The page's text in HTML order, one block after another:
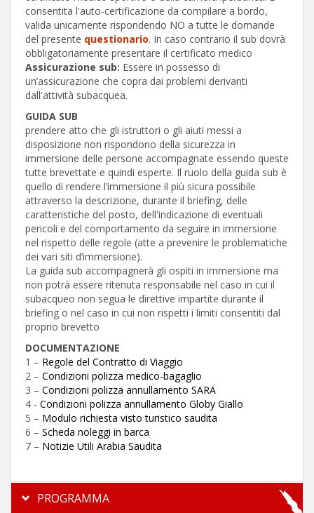
consentita l'auto-certificazione da compilare a bordo,
valida unicamente rispondendo NO a tutte le domande
del presente questionario. In caso contrario il sub dovrà
obbligatoriamente presentare il certificato medico
Assicurazione sub: Essere in possesso di
un’assicurazione che copra dai problemi derivanti
dall'attività subacquea.
GUIDA SUB
prendere atto che gli istruttori o gli aiuti messi a
disposizione non rispondono della sicurezza in
immersione delle persone accompagnate essendo queste
tutte brevettate e quindi esperte. Il ruolo della guida sub è
quello di rendere l’immersione il più sicura possibile
attraverso la descrizione, durante il briefing, delle
caratteristiche del posto, dell'indicazione di eventuali
pericoli e del comportamento da seguire in immersione
nel rispetto delle regole (atte a prevenire le problematiche
dei vari siti d’immersione).
La guida sub accompagnerà gli ospiti in immersione ma
non potrà essere ritenuta responsabile nel caso in cui il
subacqueo non segua le direttive impartite durante il
briefing o nel caso in cui non rispetti i limiti consentiti dal
proprio brevetto
DOCUMENTAZIONE
1 – Regole del Contratto di Viaggio
2 – Condizioni polizza medico-bagaglio
3 – Condizioni polizza annullamento SARA
4 - Condizioni polizza annullamento Globy Giallo
5 – Modulo richiesta visto turistico saudita
6 – Scheda noleggi in barca
7 – Notizie Utili Arabia Saudita
PROGRAMMA